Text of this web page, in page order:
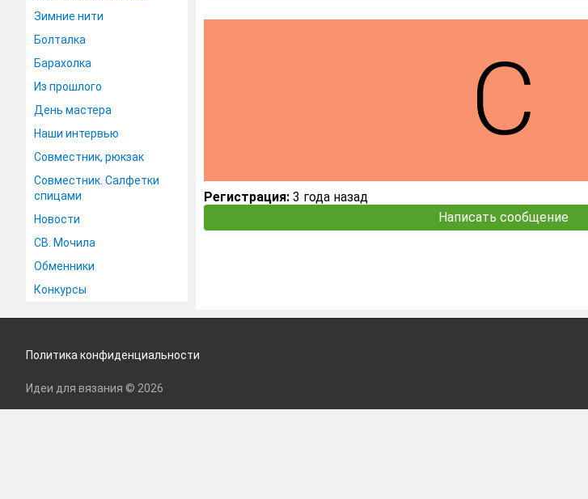
Зимние нити
Болталка
Барахолка
Из прошлого
День мастера
Наши интервью
Совместник, рюкзак
Совместник. Салфетки
спицами
Новости
СВ. Мочила
Обменники
Конкурсы
Регистрация: 3 года назад
Написать сообщение
Политика конфиденциальности
Идеи для вязания © 2026